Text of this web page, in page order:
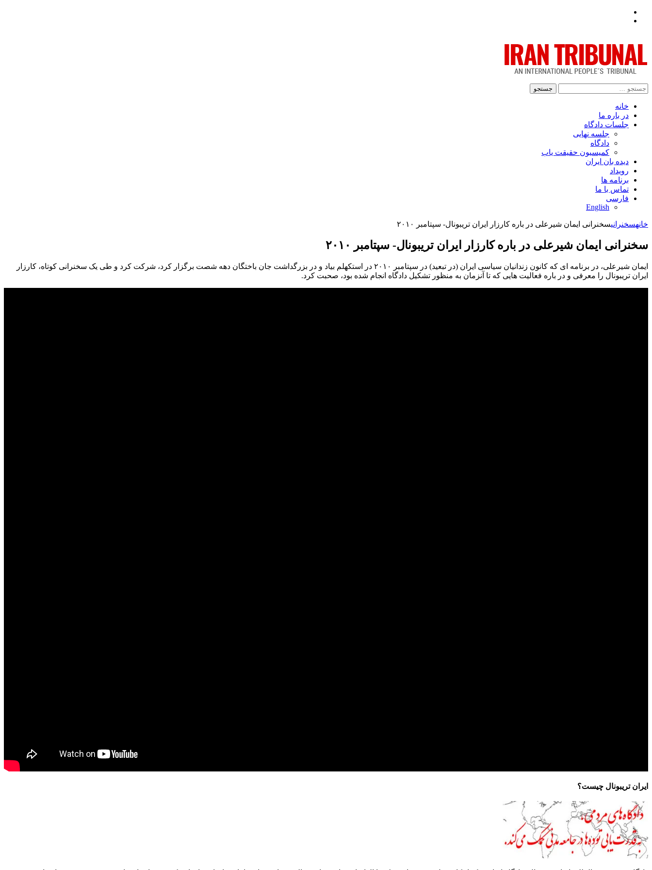
جستجو
خانه
در باره ما
جلسات دادگاه
جلسه نهایی
دادگاه
کمیسیون حقیقت یاب
دیده بان ایران
رویداد
برنامه ها
تماس با ما
فارسی
English
خانهسخنرانیسخنرانی ایمان شیرعلی در باره کارزار ایران تریبونال- سپتامبر ٢٠١٠
سخنرانی ایمان شیرعلی در باره کارزار ایران تریبونال- سپتامبر ٢٠١٠
ایمان شیرعلی، در برنامه ای که کانون زندانیان سیاسی ایران (در تبعید) در سپتامبر ٢٠١٠ در استکهلم بیاد و در بزرگداشت جان باختگان دهه شصت برگزار کرد، شرکت کرد و طی یک سخنرانی کوتاه، کارزار
ایران تریبونال را معرفی و در باره فعالیت هایی که تا آنزمان به منظور تشکیل دادگاه انجام شده بود، صحبت کرد.
ایران تریبونال چیست؟